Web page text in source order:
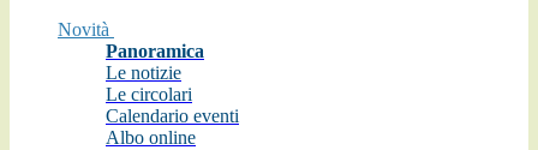
Novità
Panoramica
Le notizie
Le circolari
Calendario eventi
Albo online